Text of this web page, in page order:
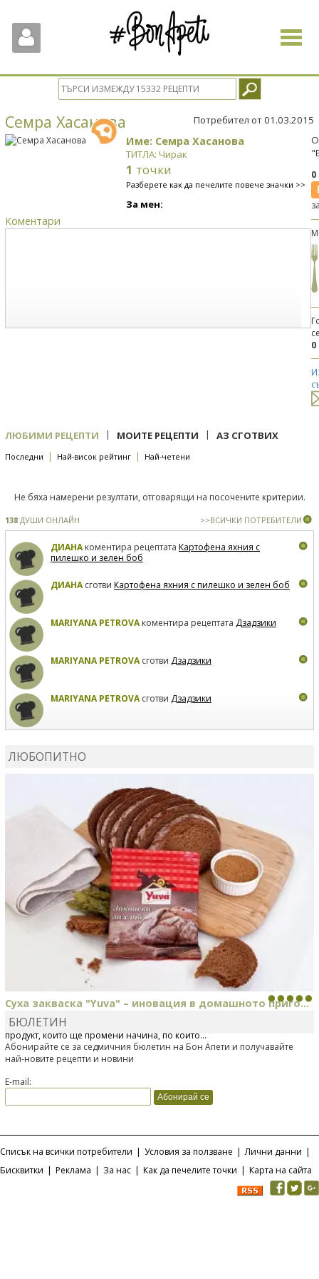
Toggle
Семра Хасанова Потребител от 01.03.2015
Име: Семра Хасанова
ТИТЛА: Чирак
1 точки
Разберете как да печелите повече значки >>
За мен:
Коментари
0
ЛЮБИМИ РЕЦЕПТИ | МОИТЕ РЕЦЕПТИ | АЗ СГОТВИХ
Последни | Най-висок рейтинг | Най-четени
Не бяха намерени резултати, отговарящи на посочените критерии.
138 ДУШИ ОНЛАЙН >>ВСИЧКИ ПОТРЕБИТЕЛИ
ДИАНАкоментира рецептата Картофена яхния с
пилешко и зелен боб
ДИАНАсготви Картофена яхния с пилешко и зелен боб
MARIYANA PETROVAкоментира рецептата Дзадзики
MARIYANA PETROVAсготви Дзадзики
MARIYANA PETROVAсготви Дзадзики
ЛЮБОПИТНО
Суха закваска "Yuva" – иновация в домашното приго...
Отскоро Лесафр България стартира предлагането на изцяло нов
продукт, който ще промени начина, по който...
БЮЛЕТИН
Абонирайте се за седмичния бюлетин на Бон Апети и получавайте
най-новите рецепти и новини
E-mail:
Списък на всички потребители | Условия за ползване | Лични данни |
Бисквитки | Реклама | За нас | Как да печелите точки | Карта на сайта